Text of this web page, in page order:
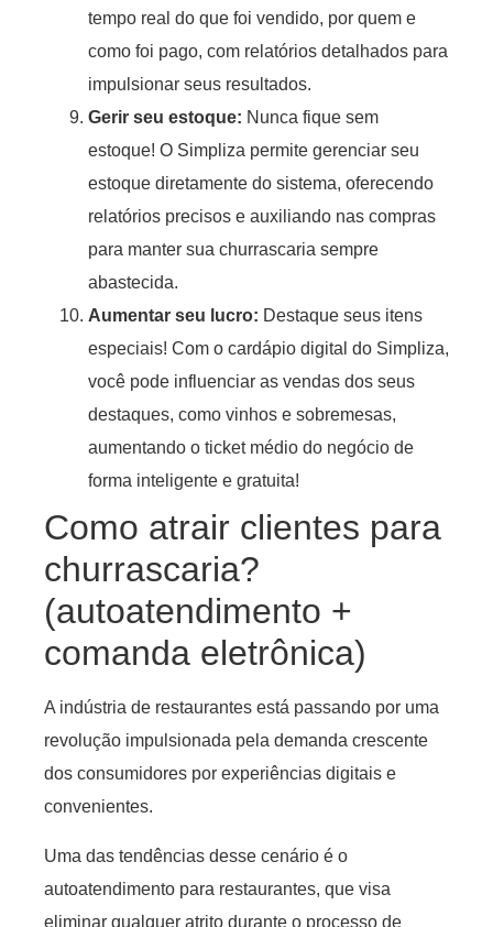
tempo real do que foi vendido, por quem e
como foi pago, com relatórios detalhados para
impulsionar seus resultados.
Gerir seu estoque: Nunca fique sem
estoque! O Simpliza permite gerenciar seu
estoque diretamente do sistema, oferecendo
relatórios precisos e auxiliando nas compras
para manter sua churrascaria sempre
abastecida.
Aumentar seu lucro: Destaque seus itens
especiais! Com o cardápio digital do Simpliza,
você pode influenciar as vendas dos seus
destaques, como vinhos e sobremesas,
aumentando o ticket médio do negócio de
forma inteligente e gratuita!
Como atrair clientes para
churrascaria?
(autoatendimento +
comanda eletrônica)
A indústria de restaurantes está passando por uma
revolução impulsionada pela demanda crescente
dos consumidores por experiências digitais e
convenientes.
Uma das tendências desse cenário é o
autoatendimento para restaurantes, que visa
eliminar qualquer atrito durante o processo de